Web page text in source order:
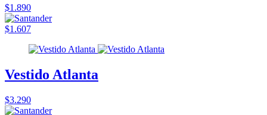
$1.890
$1.607
Vestido Atlanta
$3.290